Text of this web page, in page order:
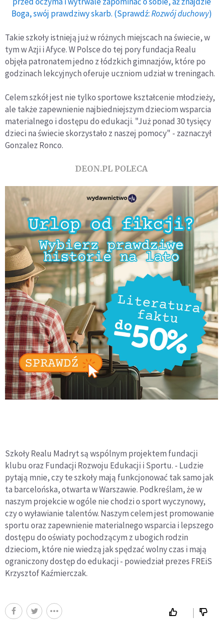
Boga, swój prawdziwy skarb. (Sprawdź:Rozwój duchowy)
Takie szkoły istnieją już w różnych miejscach na świecie, w
tym w Azji i Afyce. W Polsce do tej pory fundacja Realu
objęła patronatem jedno z łódzkich gimnazjów, które po
godzinach lekcyjnych oferuje uczniom udział w treningach.
Celem szkół jest nie tylko sportowe kształcenie młodzieży,
ale także zapewnienie najbiedniejszym dzieciom wsparcia
materialnego i dostępu do edukacji. "Już ponad 30 tysięcy
dzieci na świecie skorzystało z naszej pomocy" - zaznaczył
Gonzalez Ronco.
DEON.PL POLECA
Szkoły Realu Madryt są wspólnym projektem fundacji
klubu oraz Fundacji Rozwoju Edukacji i Sportu. - Ludzie
pytają mnie, czy te szkoły mają funkcjonować tak samo jak
ta barcelońska, otwarta w Warszawie. Podkreślam, że w
naszym projekcie w ogóle nie chodzi o sport wyczynowy,
czy o wyławianie talentów. Naszym celem jest promowanie
sportu oraz zapewnienie materialnego wsparcia i lepszego
dostępu do oświaty pochodzącym z ubogich rodzin
dzieciom, które nie wiedzą jak spędzać wolny czas i mają
ograniczony dostęp do edukacji - powiedział prezes FREiS
Krzysztof Kaźmierczak.